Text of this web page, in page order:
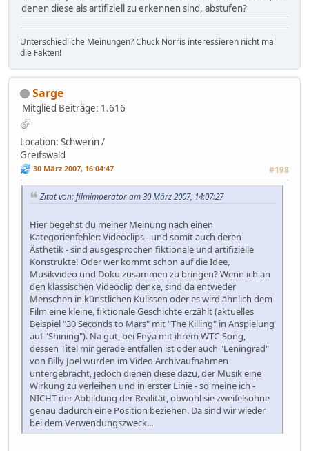
denen diese als artifiziell zu erkennen sind, abstufen?
Unterschiedliche Meinungen? Chuck Norris interessieren nicht mal
die Fakten!
Sarge
Mitglied Beiträge: 1.616
Location: Schwerin /
Greifswald
30 März 2007, 16:04:47 #198
Zitat von: filmimperator am 30 März 2007, 14:07:27
Hier begehst du meiner Meinung nach einen
Kategorienfehler: Videoclips - und somit auch deren
Ästhetik - sind ausgesprochen fiktionale und artifizielle
Konstrukte! Oder wer kommt schon auf die Idee,
Musikvideo und Doku zusammen zu bringen? Wenn ich an
den klassischen Videoclip denke, sind da entweder
Menschen in künstlichen Kulissen oder es wird ähnlich dem
Film eine kleine, fiktionale Geschichte erzählt (aktuelles
Beispiel "30 Seconds to Mars" mit "The Killing" in Anspielung
auf "Shining"). Na gut, bei Enya mit ihrem WTC-Song,
dessen Titel mir gerade entfallen ist oder auch "Leningrad"
von Billy Joel wurden im Video Archivaufnahmen
untergebracht, jedoch dienen diese dazu, der Musik eine
Wirkung zu verleihen und in erster Linie - so meine ich -
NICHT der Abbildung der Realität, obwohl sie zweifelsohne
genau dadurch eine Position beziehen. Da sind wir wieder
bei dem Verwendungszweck...